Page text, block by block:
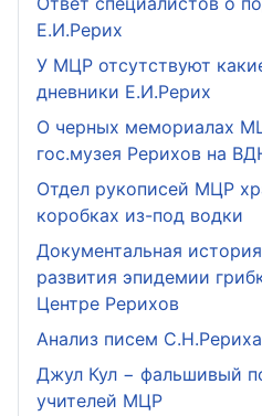
Е.И.Рерих
У МЦР отсутствуют
дневники Е.И.Рерих
О черных мемориалах
гос.музея Рерихов на
Отдел рукописей МЦР
коробках из-под водки
Документальная
развития эпидемии
Центре Рерихов
Анализ писем
Джул Кул − фальшивый
учителей МЦР